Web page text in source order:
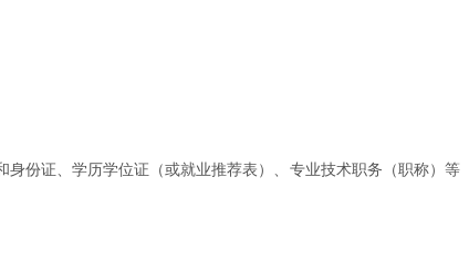
份证、学历学位证（或就业推荐表）、专业技术职务（职称）等